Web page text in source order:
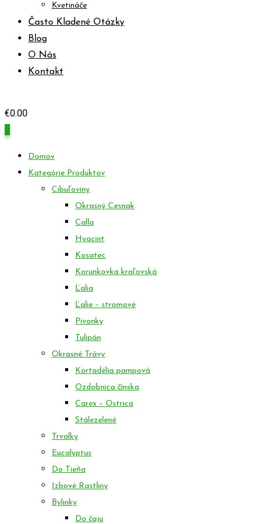
Kvetináče
Často Kladené Otázky
Blog
O Nás
Kontakt
€0.00
Domov
Kategórie Produktov
Cibuľoviny
Okrasný Cesnak
Calla
Hyacint
Kosatec
Korunkovka kraľovská
Ľalia
Ľalie – stromové
Pivonky
Tulipán
Okrasné Trávy
Kortadélia pampová
Ozdobnica čínska
Carex – Ostrica
Stálezelené
Trvalky
Eucalyptus
Do Tieňa
Izbové Rastliny
Bylinky
Do čaju